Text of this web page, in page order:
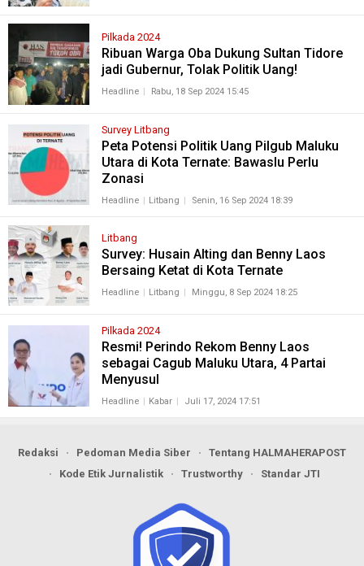
Pilkada 2024
Ribuan Warga Oba Dukung Sultan Tidore
jadi Gubernur, Tolak Politik Uang!
Headline Rabu, 18 Sep 2024 15:45
Survey Litbang
Peta Potensi Politik Uang Pilgub Maluku
Utara di Kota Ternate: Bawaslu Perlu
Zonasi
Headline Litbang Senin, 16 Sep 2024 18:39
Litbang
Survey: Husain Alting dan Benny Laos
Bersaing Ketat di Kota Ternate
Headline Litbang Minggu, 8 Sep 2024 18:25
Pilkada 2024
Resmi! Perindo Rekom Benny Laos
sebagai Cagub Maluku Utara, 4 Partai
Menyusul
Headline Kabar Juli 17, 2024 17:51
Redaksi Pedoman Media Siber
Tentang HALMAHERAPOST
Kode Etik Jurnalistik
Trustworthy Standar JTI